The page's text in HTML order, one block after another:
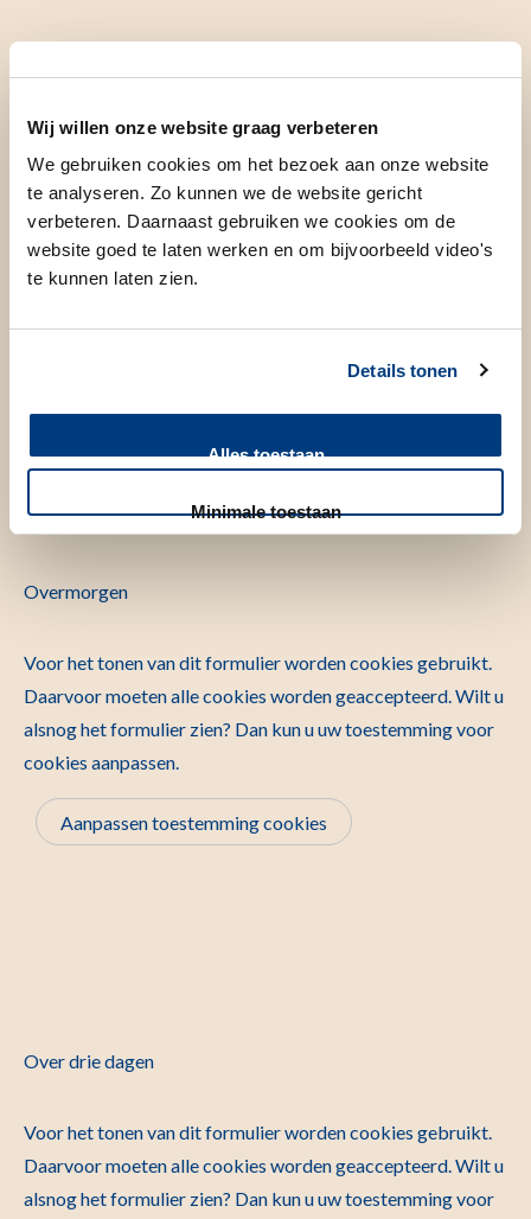
Wij willen onze website graag verbeteren
We gebruiken cookies om het bezoek aan onze website
te analyseren. Zo kunnen we de website gericht
verbeteren. Daarnaast gebruiken we cookies om de
website goed te laten werken en om bijvoorbeeld video's
te kunnen laten zien.
Details tonen
Alles toestaan
Minimale toestaan
Morgen
Voor het tonen van dit formulier worden cookies gebruikt.
Daarvoor moeten alle cookies worden geaccepteerd. Wilt u
alsnog het formulier zien? Dan kun u uw toestemming voor
cookies aanpassen.
Overmorgen
Voor het tonen van dit formulier worden cookies gebruikt.
Daarvoor moeten alle cookies worden geaccepteerd. Wilt u
alsnog het formulier zien? Dan kun u uw toestemming voor
cookies aanpassen.
Aanpassen toestemming cookies
Over drie dagen
Voor het tonen van dit formulier worden cookies gebruikt.
Daarvoor moeten alle cookies worden geaccepteerd. Wilt u
alsnog het formulier zien? Dan kun u uw toestemming voor